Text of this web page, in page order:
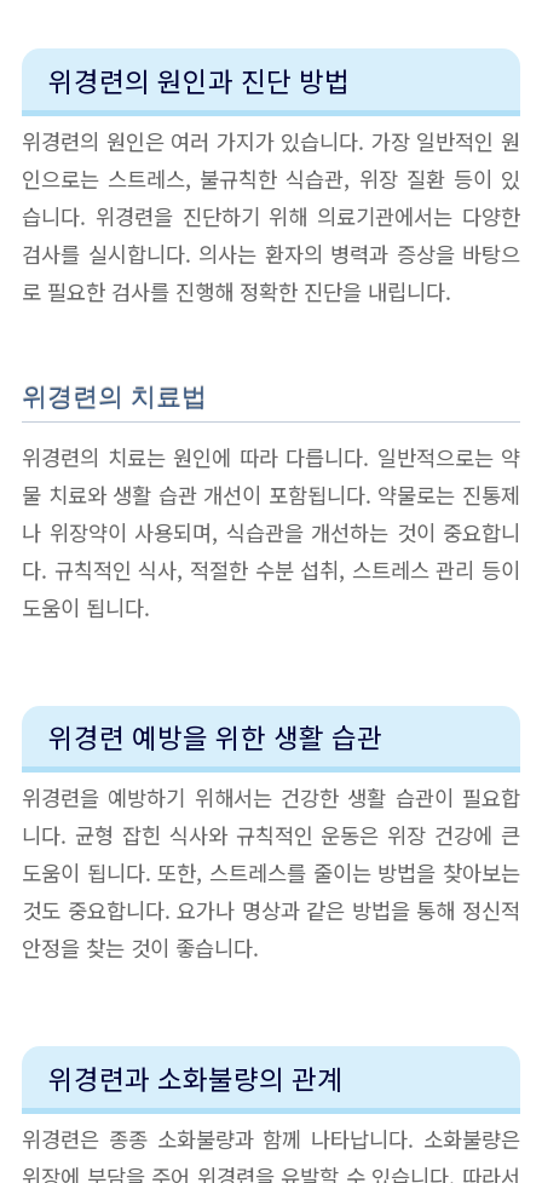
위경련의 원인과 진단 방법
위경련의 원인은 여러 가지가 있습니다. 가장 일반적인 원
인으로는 스트레스, 불규칙한 식습관, 위장 질환 등이 있
습니다. 위경련을 진단하기 위해 의료기관에서는 다양한
검사를 실시합니다. 의사는 환자의 병력과 증상을 바탕으
로 필요한 검사를 진행해 정확한 진단을 내립니다.
위경련의 치료법
위경련의 치료는 원인에 따라 다릅니다. 일반적으로는 약
물 치료와 생활 습관 개선이 포함됩니다. 약물로는 진통제
나 위장약이 사용되며, 식습관을 개선하는 것이 중요합니
다. 규칙적인 식사, 적절한 수분 섭취, 스트레스 관리 등이
도움이 됩니다.
위경련 예방을 위한 생활 습관
위경련을 예방하기 위해서는 건강한 생활 습관이 필요합
니다. 균형 잡힌 식사와 규칙적인 운동은 위장 건강에 큰
도움이 됩니다. 또한, 스트레스를 줄이는 방법을 찾아보는
것도 중요합니다. 요가나 명상과 같은 방법을 통해 정신적
안정을 찾는 것이 좋습니다.
위경련과 소화불량의 관계
위경련은 종종 소화불량과 함께 나타납니다. 소화불량은
위장에 부담을 주어 위경련을 유발할 수 있습니다. 따라서